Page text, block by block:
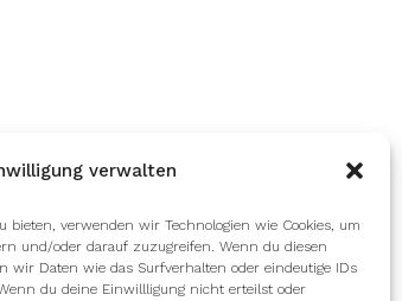
verwalten
bieten, verwenden wir Technologien wie Cookies, um
und/oder darauf zuzugreifen. Wenn du diesen
wir Daten wie das Surfverhalten oder eindeutige IDs
du deine Einwillligung nicht erteilst oder